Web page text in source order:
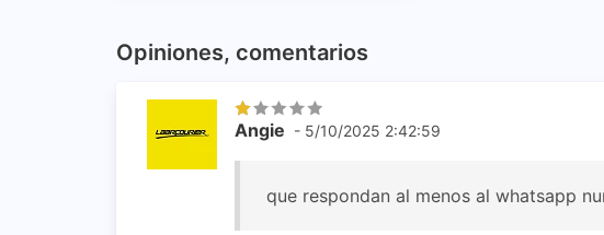
Opiniones, comentarios
Angie - 5/10/2025 2:42:59
que respondan al menos al whatsapp